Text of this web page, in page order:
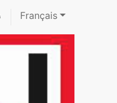
Français